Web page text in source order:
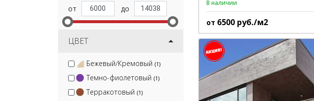
ЦВЕТ
Бежевый/Кремовый (1)
Темно-фиолетовый (1)
Терракотовый (1)
В наличии
от 6500 руб./м2